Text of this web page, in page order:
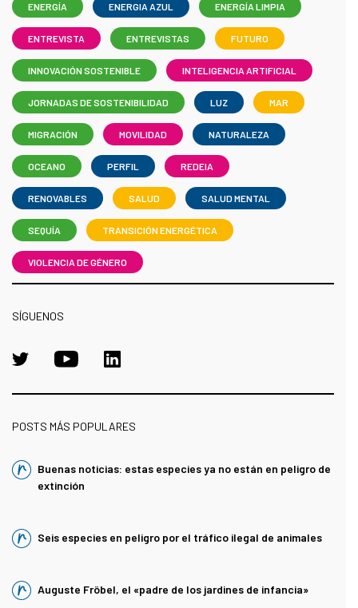
ENERGÍA ENERGIA AZUL ENERGÍA LIMPIA
ENTREVISTA ENTREVISTAS FUTURO
INNOVACIÓN SOSTENIBLE INTELIGENCIA ARTIFICIAL
JORNADAS DE SOSTENIBILIDAD LUZ MAR
MIGRACIÓN MOVILIDAD NATURALEZA
OCEANO PERFIL REDEIA
RENOVABLES SALUD SALUD MENTAL
SEQUÍA TRANSICIÓN ENERGÉTICA
VIOLENCIA DE GÉNERO
SÍGUENOS
POSTS MÁS POPULARES
Buenas noticias: estas especies ya no están en peligro de
extinción
Seis especies en peligro por el tráfico ilegal de animales
Auguste Fröbel, el «padre de los jardines de infancia»